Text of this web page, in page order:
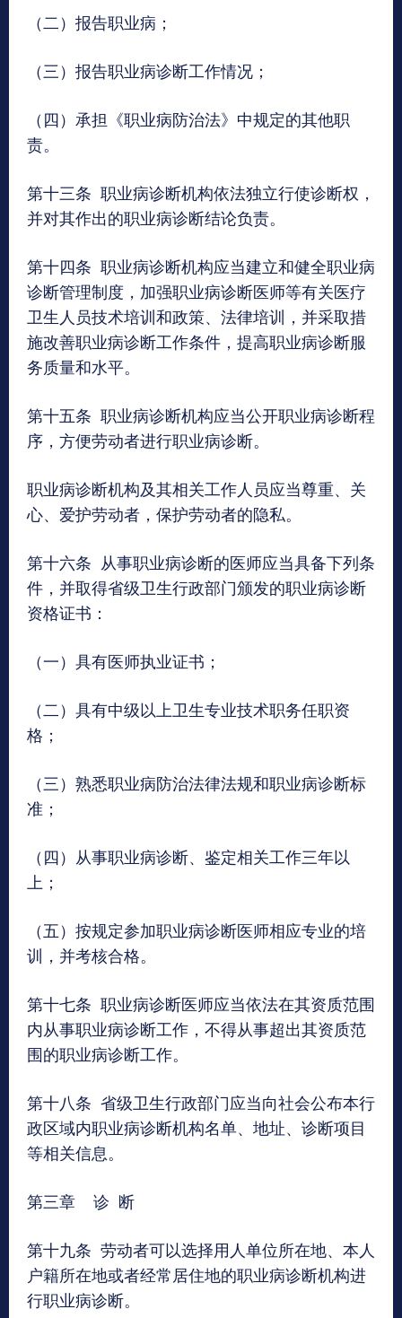
（二）报告职业病；
（三）报告职业病诊断工作情况；
（四）承担《职业病防治法》中规定的其他职
责。
第十三条 职业病诊断机构依法独立行使诊断权，
并对其作出的职业病诊断结论负责。
第十四条 职业病诊断机构应当建立和健全职业病
诊断管理制度，加强职业病诊断医师等有关医疗
卫生人员技术培训和政策、法律培训，并采取措
施改善职业病诊断工作条件，提高职业病诊断服
务质量和水平。
第十五条 职业病诊断机构应当公开职业病诊断程
序，方便劳动者进行职业病诊断。
职业病诊断机构及其相关工作人员应当尊重、关
心、爱护劳动者，保护劳动者的隐私。
第十六条 从事职业病诊断的医师应当具备下列条
件，并取得省级卫生行政部门颁发的职业病诊断
资格证书：
（一）具有医师执业证书；
（二）具有中级以上卫生专业技术职务任职资
格；
（三）熟悉职业病防治法律法规和职业病诊断标
准；
（四）从事职业病诊断、鉴定相关工作三年以
上；
（五）按规定参加职业病诊断医师相应专业的培
训，并考核合格。
第十七条 职业病诊断医师应当依法在其资质范围
内从事职业病诊断工作，不得从事超出其资质范
围的职业病诊断工作。
第十八条 省级卫生行政部门应当向社会公布本行
政区域内职业病诊断机构名单、地址、诊断项目
等相关信息。
第三章 诊 断
第十九条 劳动者可以选择用人单位所在地、本人
户籍所在地或者经常居住地的职业病诊断机构进
行职业病诊断。